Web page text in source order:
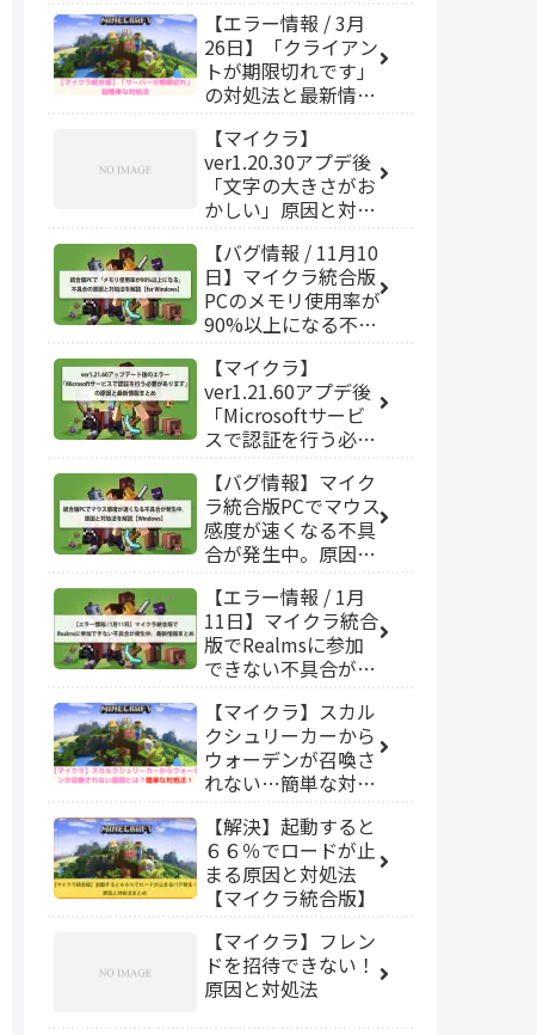
【エラー情報 / 3月
26日】「クライアン
トが期限切れです」
の対処法と最新情報
PC/switch/スマホ】
【マイクラ】
ver1.20.30アプデ後
「文字の大きさがお
かしい」原因と対処
【バグ情報 / 11月10
日】マイクラ統合版
PCのメモリ使用率が
90%以上になる不具
対処法を解説【for
Windows】
【マイクラ】
ver1.21.60アプデ後
「Microsoftサービ
スで認証を行う必要
されるエラーが発生
中。原因と対策/最
新情報まとめ【統合
版】
【バグ情報】マイク
ラ統合版PCでマウス
感度が速くなる不具
合が発生中。原因と
【Windows】
【エラー情報 / 1月
11日】マイクラ統合
版でRealmsに参加
できない不具合が発
め
【マイクラ】スカル
クシュリーカーから
ウォーデンが召喚さ
れない…簡単な対処
【解決】起動すると
６６％でロードが止
まる原因と対処法
【マイクラ統合版】
【マイクラ】フレン
ドを招待できない！
原因と対処法